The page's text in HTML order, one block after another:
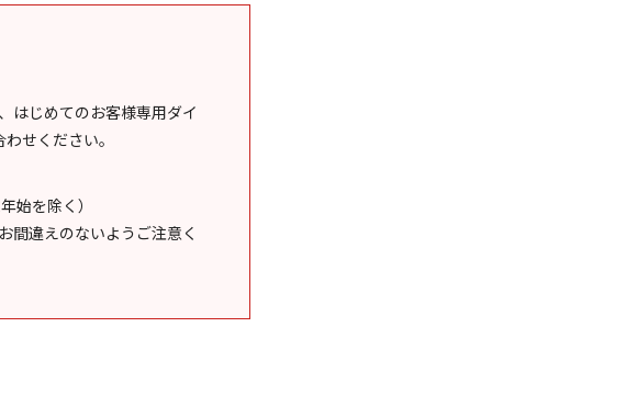
はじめてのお客様専用ダイ
せください。
始を除く）
間違えのないようご注意く